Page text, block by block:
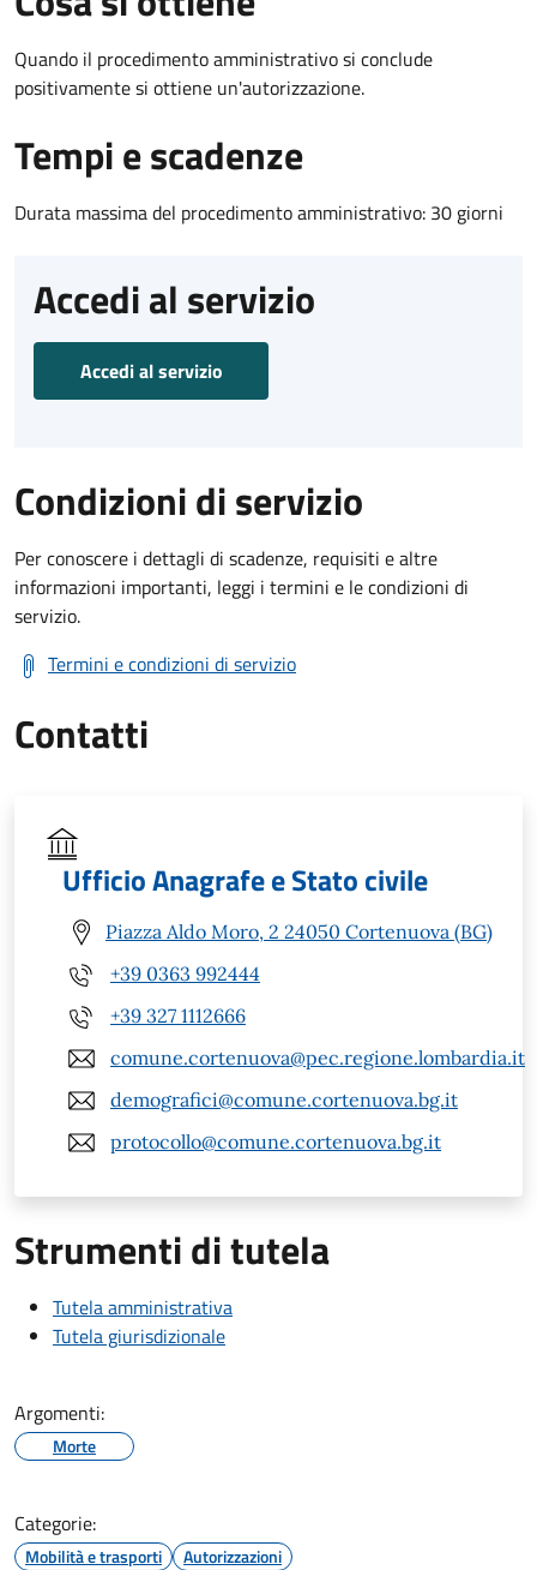
Quando il procedimento amministrativo si conclude
positivamente si ottiene un'autorizzazione.
Tempi e scadenze
Durata massima del procedimento amministrativo: 30 giorni
Accedi al servizio
Accedi al servizio
Condizioni di servizio
Per conoscere i dettagli di scadenze, requisiti e altre
informazioni importanti, leggi i termini e le condizioni di
servizio.
Termini e condizioni di servizio
Contatti
Ufficio Anagrafe e Stato civile
Piazza Aldo Moro, 2 24050 Cortenuova (BG)
+39 0363 992444
+39 327 1112666
comune.cortenuova@pec.regione.lombardia.it
demografici@comune.cortenuova.bg.it
protocollo@comune.cortenuova.bg.it
Strumenti di tutela
Tutela amministrativa
Tutela giurisdizionale
Argomenti:
Morte
Categorie:
Mobilità e trasporti Autorizzazioni